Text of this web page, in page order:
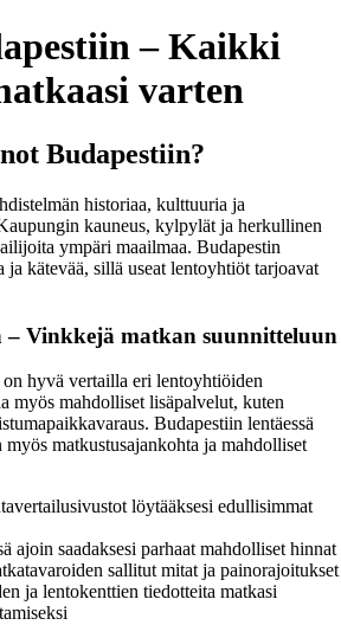
– Kaikki
varten
Budapestiin?
historiaa, kulttuuria ja
kauneus, kylpylät ja herkullinen
ympäri maailmaa. Budapestin
ja kätevää, sillä useat lentoyhtiöt tarjoavat
– Vinkkejä matkan suunnitteluun
hyvä vertailla eri lentoyhtiöiden
myös mahdolliset lisäpalvelut, kuten
Budapestiin lentäessä
matkustusajankohta ja mahdolliset
löytääksesi edullisimmat
ajoin saadaksesi parhaat mahdolliset hinnat
sallitut mitat ja painorajoitukset
ja lentokenttien tiedotteita matkasi